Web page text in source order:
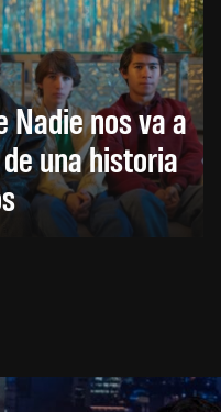
Nadie nos va a
una historia